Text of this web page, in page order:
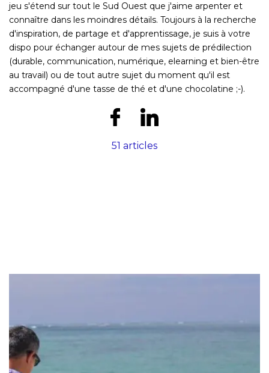
jeu s'étend sur tout le Sud Ouest que j'aime arpenter et
connaître dans les moindres détails. Toujours à la recherche
d'inspiration, de partage et d'apprentissage, je suis à votre
dispo pour échanger autour de mes sujets de prédilection
(durable, communication, numérique, elearning et bien-être
au travail) ou de tout autre sujet du moment qu'il est
accompagné d'une tasse de thé et d'une chocolatine ;-).
51 articles